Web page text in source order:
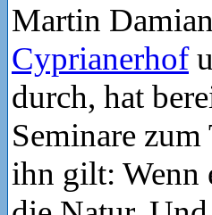
Martin
Cyprianerhof
durch, hat
Seminare
ihn gilt: Wenn